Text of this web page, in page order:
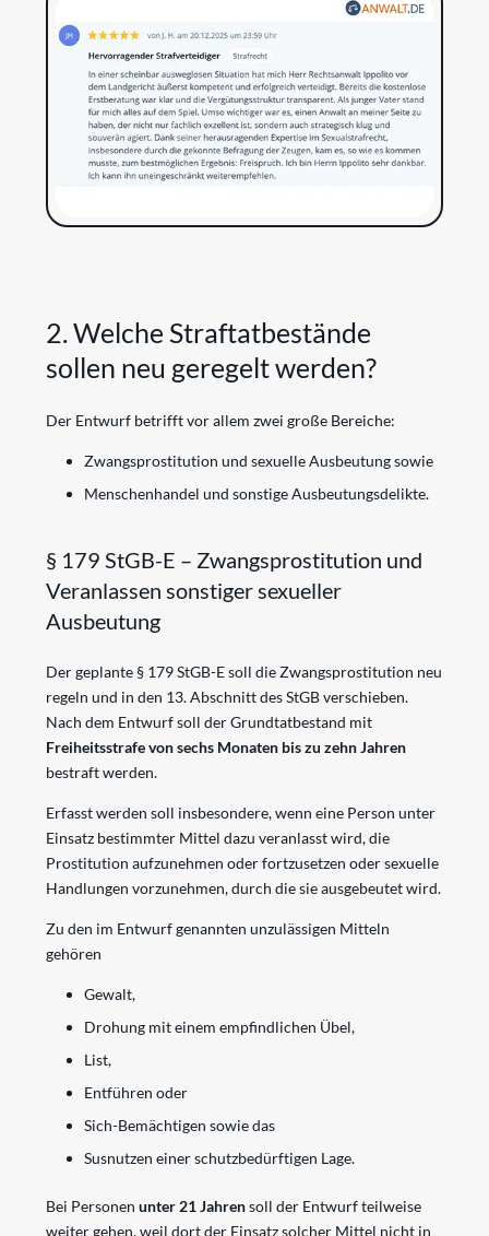
2. Welche Straftatbestände
sollen neu geregelt werden?
Der Entwurf betrifft vor allem zwei große Bereiche:
Zwangsprostitution und sexuelle Ausbeutung sowie
Menschenhandel und sonstige Ausbeutungsdelikte.
§ 179 StGB-E – Zwangsprostitution und
Veranlassen sonstiger sexueller
Ausbeutung
Der geplante § 179 StGB-E soll die Zwangsprostitution neu
regeln und in den 13. Abschnitt des StGB verschieben.
Nach dem Entwurf soll der Grundtatbestand mit
Freiheitsstrafe von sechs Monaten bis zu zehn Jahren
bestraft werden.
Erfasst werden soll insbesondere, wenn eine Person unter
Einsatz bestimmter Mittel dazu veranlasst wird, die
Prostitution aufzunehmen oder fortzusetzen oder sexuelle
Handlungen vorzunehmen, durch die sie ausgebeutet wird.
Zu den im Entwurf genannten unzulässigen Mitteln
gehören
Gewalt,
Drohung mit einem empfindlichen Übel,
List,
Entführen oder
Sich-Bemächtigen sowie das
Susnutzen einer schutzbedürftigen Lage.
Bei Personen unter 21 Jahrensoll der Entwurf teilweise
weiter gehen, weil dort der Einsatz solcher Mittel nicht in